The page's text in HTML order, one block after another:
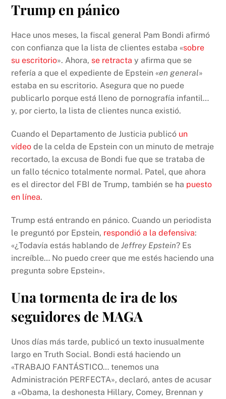
Trump en pánico
Hace unos meses, la fiscal general Pam Bondi afirmó
con confianza que la lista de clientes estaba «sobre
su escritorio». Ahora, se retracta y afirma que se
refería a que el expediente de Epstein «en general»
estaba en su escritorio. Asegura que no puede
publicarlo porque está lleno de pornografía infantil…
y, por cierto, la lista de clientes nunca existió.
Cuando el Departamento de Justicia publicó un
vídeo de la celda de Epstein con un minuto de metraje
recortado, la excusa de Bondi fue que se trataba de
un fallo técnico totalmente normal. Patel, que ahora
es el director del FBI de Trump, también se ha puesto
en línea.
Trump está entrando en pánico. Cuando un periodista
le preguntó por Epstein, respondió a la defensiva:
«¿Todavía estás hablando deJeffrey Epstein? Es
increíble… No puedo creer que me estés haciendo una
pregunta sobre Epstein».
Una tormenta de ira de los
seguidores de MAGA
Unos días más tarde, publicó un texto inusualmente
largo en Truth Social. Bondi está haciendo un
«TRABAJO FANTÁSTICO… tenemos una
Administración PERFECTA», declaró, antes de acusar
a «Obama, la deshonesta Hillary, Comey, Brennan y